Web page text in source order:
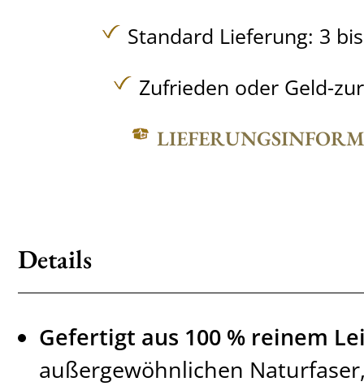
Standard Lieferung: 3
Zufrieden oder Geld-
Details
Gefertigt aus 100 % reinem
außergewöhnlichen